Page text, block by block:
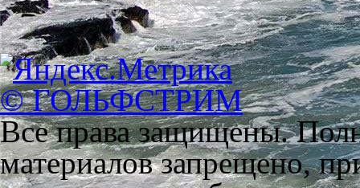
© ГОЛЬФСТРИМ
Все права защищены.
материалов запрещено,